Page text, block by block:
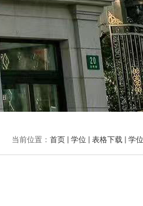
当前位置： 首页 学位 表格下载 学